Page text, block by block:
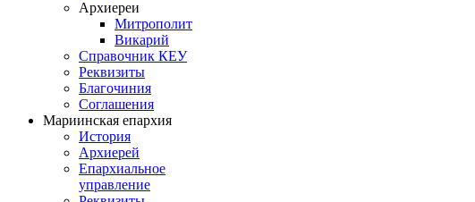
Архиереи
Митрополит
Викарий
Справочник КЕУ
Реквизиты
Благочиния
Соглашения
Мариинская епархия
История
Архиерей
Епархиальное
управление